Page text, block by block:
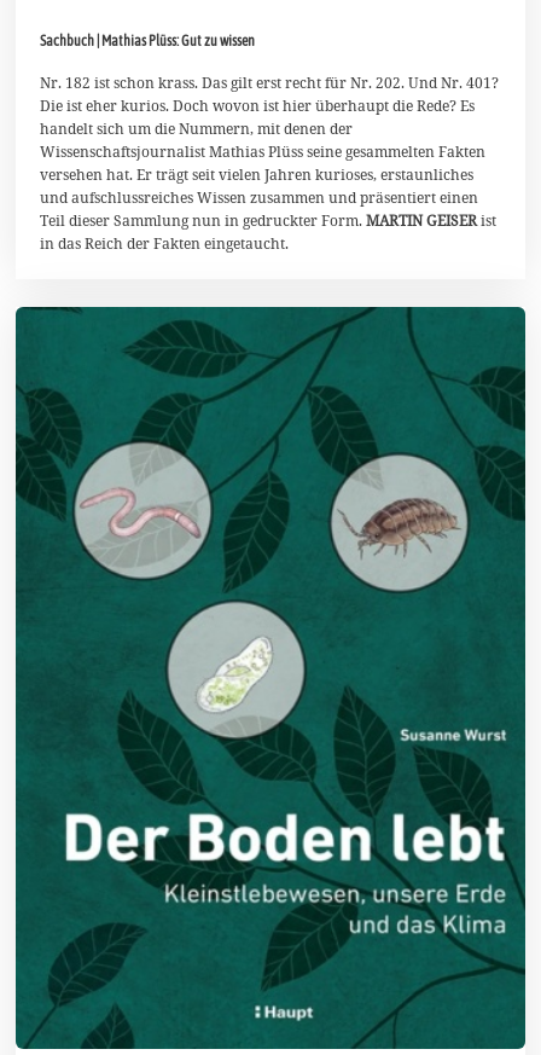
F
b
r
u
a
r
2
2
6
Sachbuch | Mathias Plüss: Gut zu wissen
Nr. 182 ist schon krass. Das gilt erst recht für Nr. 202. Und Nr. 401?
Die ist eher kurios. Doch wovon ist hier überhaupt die Rede? Es
handelt sich um die Nummern, mit denen der
Wissenschaftsjournalist Mathias Plüss seine gesammelten Fakten
versehen hat. Er trägt seit vielen Jahren kurioses, erstaunliches
und aufschlussreiches Wissen zusammen und präsentiert einen
Teil dieser Sammlung nun in gedruckter Form.MARTIN GEISERist
in das Reich der Fakten eingetaucht.